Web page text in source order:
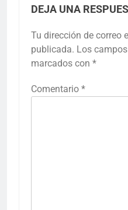
DEJA UNA
Tu dirección de correo
publicada. Los
marcados con *
Comentario *